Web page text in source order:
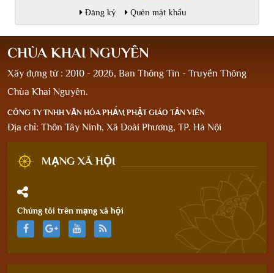
Đăng ký Quên mật khẩu
CHÙA KHAI NGUYÊN
Xây dựng từ : 2010 - 2026, Ban Thông Tin - Truyền Thông
Chùa Khai Nguyên.
CÔNG TY TNHH VĂN HÓA PHẨM PHẬT GIÁO TẢN VIÊN
Địa chỉ: Thôn Tây Ninh, Xã Đoài Phương, TP. Hà Nội
MẠNG XÃ HỘI
Chúng tôi trên mạng xã hội